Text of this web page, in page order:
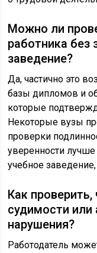
Можно ли
работника без
заведение?
Да, частично это
базы дипломов и
которые
Некоторые вузы
проверки
уверенности
учебное
Как
судимости
нарушения?
Работодатель